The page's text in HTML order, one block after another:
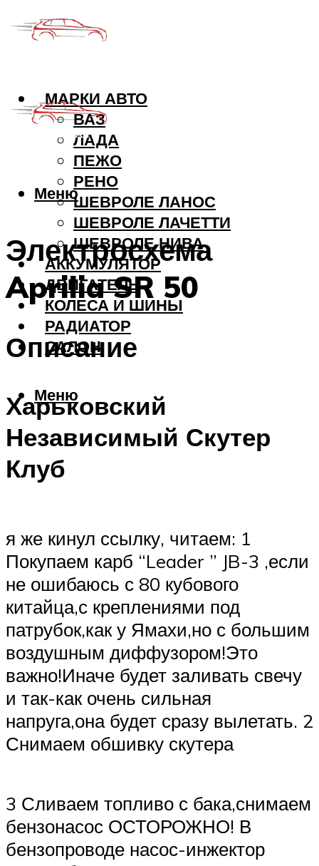
МАРКИ АВТО
ВАЗ
ЛАДА
ПЕЖО
РЕНО
ШЕВРОЛЕ ЛАНОС
ШЕВРОЛЕ ЛАЧЕТТИ
ШЕВРОЛЕ НИВА
АККУМУЛЯТОР
ДВИГАТЕЛЬ
КОЛЕСА И ШИНЫ
РАДИАТОР
САЛОН
Меню
Меню
Электросхема
Aprilia SR 50
Описание
Харьковский
Независимый Скутер
Клуб
я же кинул ссылку, читаем: 1
Покупаем карб “Leader ” JB-3 ,если
не ошибаюсь с 80 кубового
китайца,с креплениями под
патрубок,как у Ямахи,но с большим
воздушным диффузором!Это
важно!Иначе будет заливать свечу
и так-как очень сильная
напруга,она будет сразу вылетать. 2
Снимаем обшивку скутера
3 Сливаем топливо с бака,снимаем
бензонасос ОСТОРОЖНО! В
бензопроводе насос-инжектор